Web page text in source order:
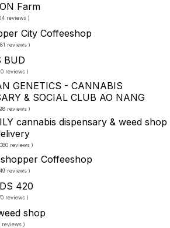
Farm
reviews )
City Coffeeshop
reviews )
BUD
reviews )
GENETICS - CANNABIS
& SOCIAL CLUB AO NANG
reviews )
cannabis dispensary & weed shop
reviews )
Coffeeshop
reviews )
420
reviews )
shop
reviews )